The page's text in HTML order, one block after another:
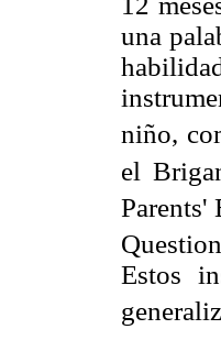
una
niño,
el
Parents'
Estos